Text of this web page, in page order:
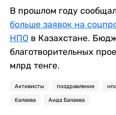
В прошлом году
больше заявок на
НПО в Казахстане.
благотворительных
млрд тенге.
Активисты поздравление
балаева Аида Балаева